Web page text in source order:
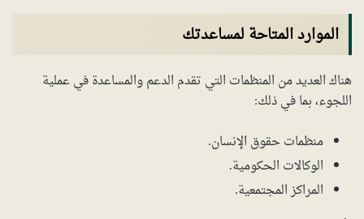
الموارد المتاحة لمساعدتك
هناك العديد من المنظمات التي تقدم الدعم والمساعدة في عملية
اللجوء، بما في ذلك:
منظمات حقوق الإنسان.
الوكالات الحكومية.
المراكز المجتمعية.